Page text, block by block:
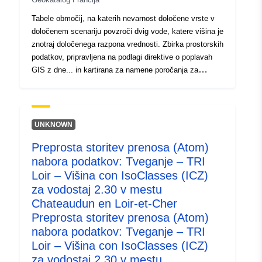
Identifikatorji:
http://catalogue.geo-
ide.developpement-
durable.gouv.fr/service/fr-
120066022-srv-90139240-6c39-
40ff-8784-50f414a630e8
Tip:
Vir:
http://inspire.ec.europa.eu/
codelist/ResourceType/services
Tabele območij, na katerih nevarnost določene vrste v
določenem scenariju povzroči dvig vode, katere višina je
znotraj določenega razpona vrednosti. Zbirka prostorskih
podatkov, pripravljena na podlagi direktive o poplavah
GIS z dne... in kartirana za namene poročanja za
obvladovanju poplavne ogroženosti (UL L 288,
6.11.2007, str. 27) vpliva na strategijo za preprečevanje
obvladovanje poplavne ogroženosti, katerega cilj je
zmanjšati negativne posledice poplav za zdravje ljudi,
okolje, kulturno dediščino in gospodarsko dejavnost. Cilji
in zahteve za doseganje so določeni v zakonu z dne 12.
julija 2010 o nacionalni zavezi za okolje (LENE) in
odloku z dne 2. marca 2011.V tem okviru je glavni cilj
kartiranja poplavnih območij in poplavne ogroženosti za
interne stopnje donosnosti s homogenizacijo in
nasprotovanjem poznavanju izpostavljenosti poplavam
UNKNOWN
Preprosta storitev prenosa (Atom)
nabora podatkov: Tveganje – TRI
Loir – Višina con IsoClasses (ICZ)
za vodostaj 2.30 v mestu
Chateaudun en Loir-et-Cher
Preprosta storitev prenosa (Atom)
nabora podatkov: Tveganje – TRI
Loir – Višina con IsoClasses (ICZ)